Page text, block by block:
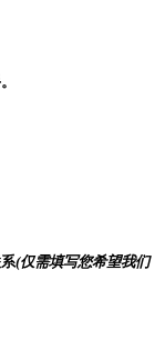
(仅需填写您希望我们